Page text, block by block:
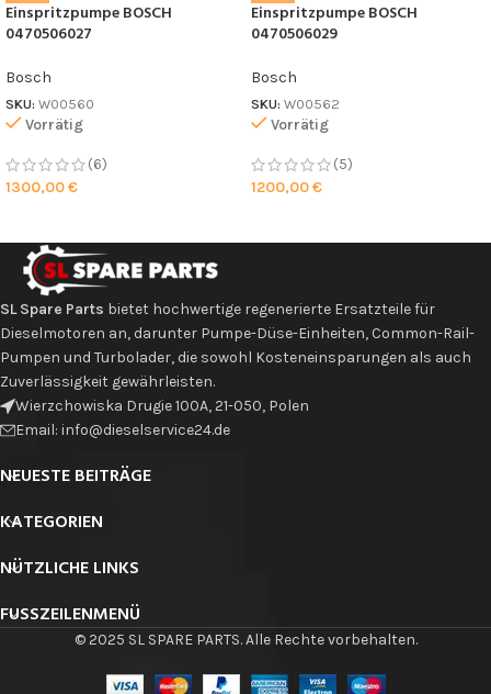
Einspritzpumpe BOSCH
0470506027
Bosch
SKU: W00560
Vorrätig
(6)
1300,00€
Einspritzpumpe BOSCH
0470506029
Bosch
SKU: W00562
Vorrätig
(5)
1200,00€
SL Spare Parts bietet hochwertige regenerierte Ersatzteile für
Dieselmotoren an, darunter Pumpe-Düse-Einheiten, Common-Rail-
Pumpen und Turbolader, die sowohl Kosteneinsparungen als auch
Zuverlässigkeit gewährleisten.
Wierzchowiska Drugie 100A, 21-050, Polen
Email: info@dieselservice24.de
NEUESTE BEITRÄGE
KATEGORIEN
NÜTZLICHE LINKS
FUSSZEILENMENÜ
© 2025 SL SPARE PARTS. Alle Rechte vorbehalten.